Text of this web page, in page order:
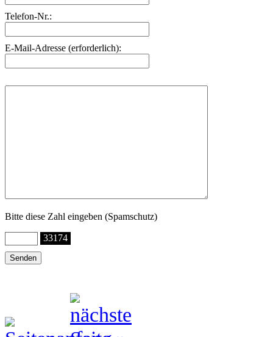
Telefon-Nr.:
E-Mail-Adresse (erforderlich):
Bitte diese Zahl eingeben (Spamschutz)
33174